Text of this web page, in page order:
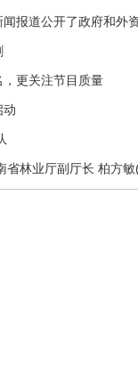
闻报道公开了政府和外
，更关注节目质量
动
省林业厅副厅长 柏方